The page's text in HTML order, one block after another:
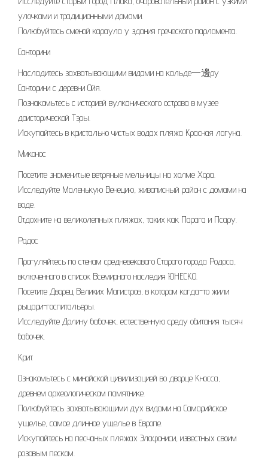
улочками и традиционными домами.
Полюбуйтесь сменой караула у здания греческого парламента.
Санторини
Насладитесь захватывающими видами на кальде一邊ру
Санторини с деревни Ойя.
Познакомьтесь с историей вулканического острова в музее
доисторической Тэры.
Искупайтесь в кристально чистых водах пляжа Красная лагуна.
Миконос
Посетите знаменитые ветряные мельницы на холме Хора.
Исследуйте Маленькую Венецию, живописный район с домами на
воде.
Отдохните на великолепных пляжах, таких как Парага и Псару.
Родос
Прогуляйтесь по стенам средневекового Старого города Родоса,
включенного в список Всемирного наследия ЮНЕСКО.
Посетите Дворец Великих Магистров, в котором когда-то жили
рыцари-госпитальеры.
Исследуйте Долину бабочек, естественную среду обитания тысяч
бабочек.
Крит
Ознакомьтесь с минойской цивилизацией во дворце Кносса,
древнем археологическом памятнике.
Полюбуйтесь захватывающими дух видами на Самарийское
ущелье, самое длинное ущелье в Европе.
Искупайтесь на песчаных пляжах Элафониси, известных своим
розовым песком.